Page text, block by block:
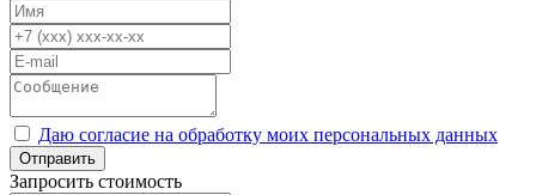
Даю согласие на обработку моих персональных данных
Отправить
Запросить стоимость